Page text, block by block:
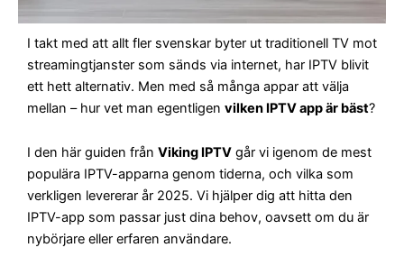
I takt med att allt fler svenskar byter ut traditionell TV mot
streamingtjanster som sänds via internet, har IPTV blivit
ett hett alternativ. Men med så många appar att välja
mellan – hur vet man egentligen vilken IPTV app är bäst?
I den här guiden från Viking IPTV går vi igenom de mest
populära IPTV-apparna genom tiderna, och vilka som
verkligen levererar år 2025. Vi hjälper dig att hitta den
IPTV-app som passar just dina behov, oavsett om du är
nybörjare eller erfaren användare.